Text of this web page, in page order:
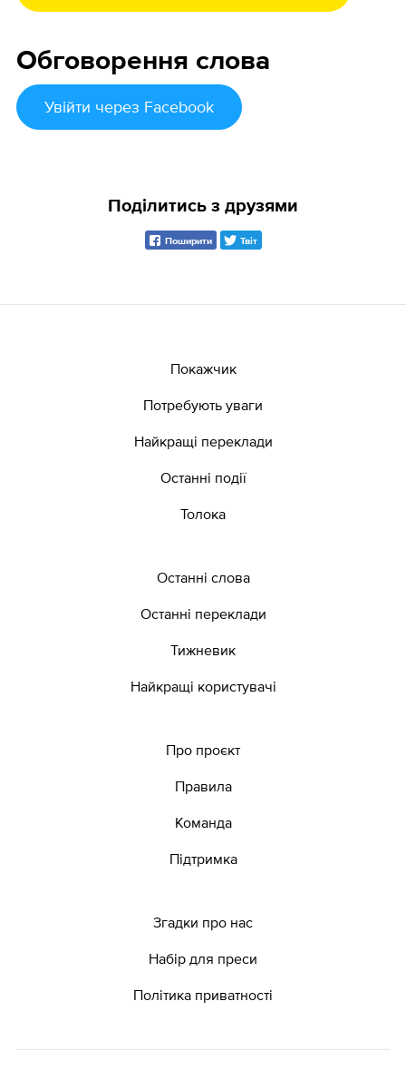
Обговорення слова
Увійти через Facebook
Поділитись з друзями
Поширити Твіт
Покажчик
Потребують уваги
Найкращі переклади
Останні події
Толока
Останні слова
Останні переклади
Тижневик
Найкращі користувачі
Про проєкт
Правила
Команда
Підтримка
Згадки про нас
Набір для преси
Політика приватності